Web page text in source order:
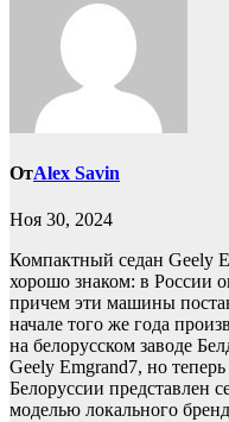
ОтAlex Savin
Ноя 30, 2024
Компактный седан Geely
хорошо знаком: в России
причем эти машины
начале того же года
на белорусском заводе
Geely Emgrand7, но
Белоруссии представлен
моделью локального